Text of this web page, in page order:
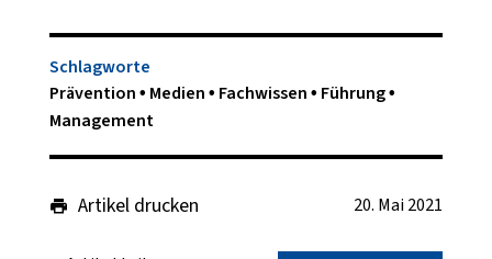
Schlagworte
Prävention
Medien Fachwissen
Führung
Management
Artikel drucken 20. Mai 2021